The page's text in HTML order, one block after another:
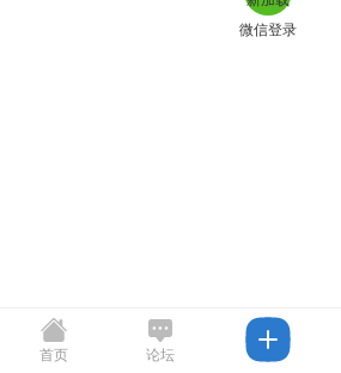
微信登录
首页 论坛